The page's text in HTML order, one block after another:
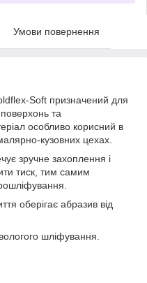
Умови повернення
Soft призначений для
та
особливо корисний в
кузовних цехах.
зручне захоплення і
тиск, тим самим
оберігає абразив від
шліфування.